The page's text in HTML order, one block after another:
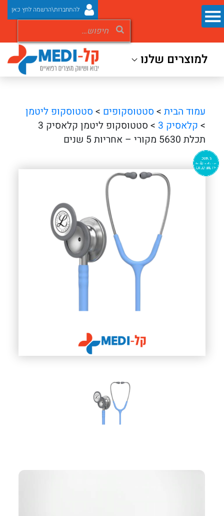
להתחברות\הרשמה לחץ כאן
למוצרים שלנו
עמוד הבית > סטטוסקופים > סטטוסקופ ליטמן
> קלאסיק 3
> סטטוסקופ ליטמן קלאסיק 3
תכלת 5630 מקורי – אחריות 5 שנים